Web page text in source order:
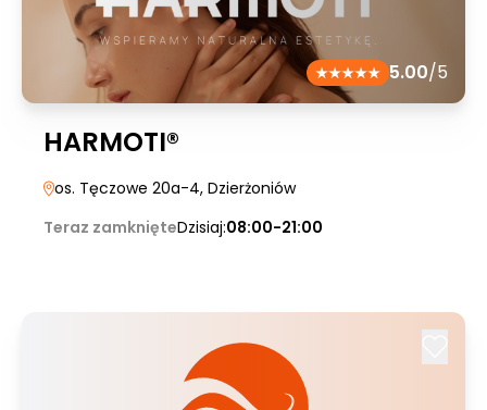
5.00/5
HARMOTI®
os. Tęczowe 20a-4, Dzierżoniów
Teraz zamknięteDzisiaj:08:00-21:00